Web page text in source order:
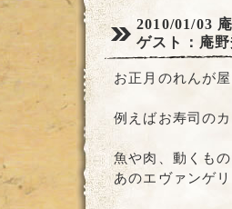
2010/01/03
ゲスト：庵
お正月のれんが
例えばお寿司の
魚や肉、動くも
あのエヴァンゲ